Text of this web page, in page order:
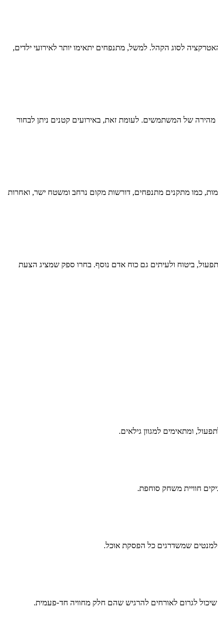
לסוג הקהל. למשל, מתנפחים יתאימו יותר לאירועי ילדים,
של המשתמשים. לעומת זאת, באירועים קטנים ניתן לבחור
כמו מתקנים מתנפחים, דורשות מקום נרחב ומשטח ישר, ואחרות
ביטוח ולעיתים גם כוח אדם נוסף. בחרו ספק שמציג הצעת
ומתאימים למגוון גילאים.
חוויית משחק סוחפת.
אלמנטים שמשדרגים כל הפסקת אוכל.
לגרום לאורחים להרגיש שהם חלק מחוויה חד-פעמית.